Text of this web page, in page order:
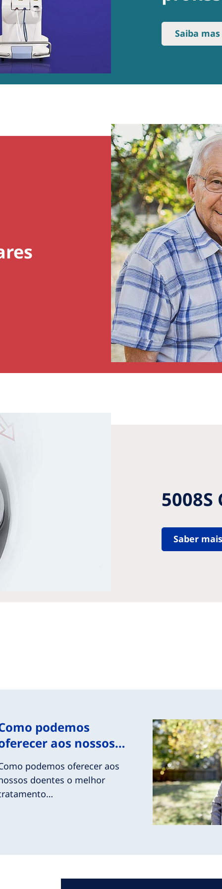
Quem somos
Saiba mas
5008S
Saber
podemos
aos nossos…
podemos oferecer aos
doentes o melhor